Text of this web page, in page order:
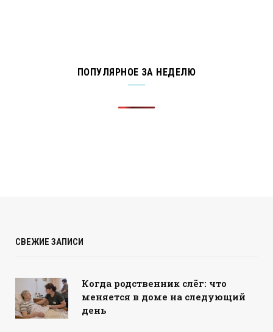
ПОПУЛЯРНОЕ ЗА НЕДЕЛЮ
СВЕЖИЕ ЗАПИСИ
Когда родственник слёг: что
меняется в доме на следующий
день